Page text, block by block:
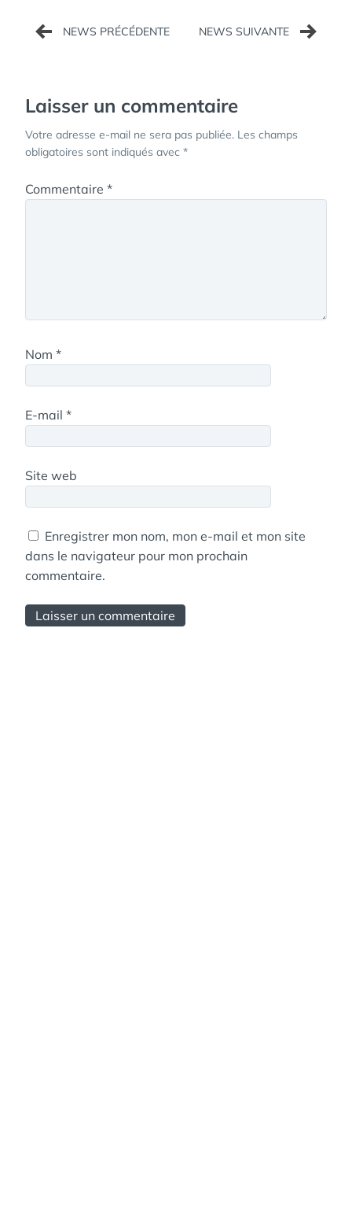
Navigation
de
Laisser un commentaire
Votre adresse e-mail ne sera pas publiée. Les champs
obligatoires sont indiqués avec *
Commentaire *
Nom *
E-mail *
Site web
Enregistrer mon nom, mon e-mail et mon site
dans le navigateur pour mon prochain
commentaire.